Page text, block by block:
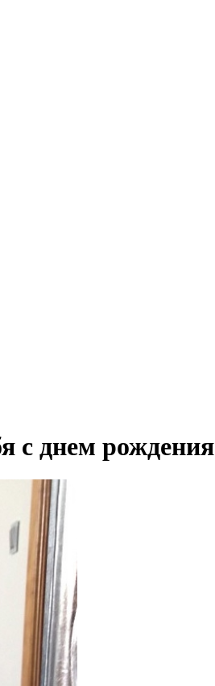
с днем рождения